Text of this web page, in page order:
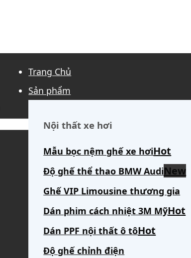
Trang Chủ
Sản phẩm
Nội thất xe hơi
Mẫu bọc nệm ghế xe hơi
Độ ghế thể thao BMW Audi
Ghế VIP Limousine thương gia
Dán phim cách nhiệt 3M Mỹ
Dán PPF nội thất ô tô
Độ ghế chỉnh điện